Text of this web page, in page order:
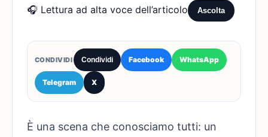
🎧 Lettura ad alta voce dell’articolo Ascolta
CONDIVIDI Condividi Facebook WhatsApp
Telegram X
È una scena che conosciamo tutti: un